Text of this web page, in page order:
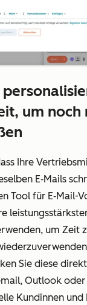
um noch
Ihre
E‑Mails
Tool für E‑Mail-
um Zeit
Sie diese
Outlook
Kundinnen und